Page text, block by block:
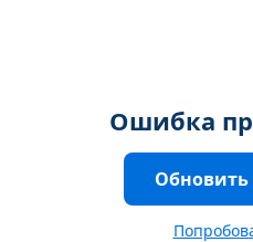
Ошибка
Обновить